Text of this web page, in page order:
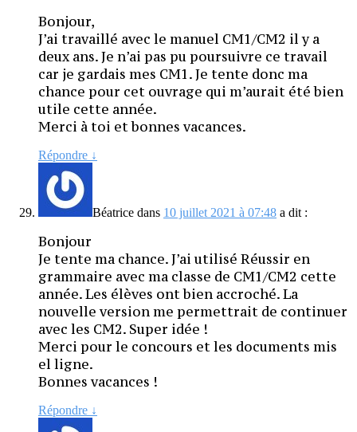
Bonjour,
J’ai travaillé avec le manuel CM1/CM2 il y a
deux ans. Je n’ai pas pu poursuivre ce travail
car je gardais mes CM1. Je tente donc ma
chance pour cet ouvrage qui m’aurait été bien
utile cette année.
Merci à toi et bonnes vacances.
Répondre ↓
Béatrice dans 10 juillet 2021 à 07:48 a dit :
Bonjour
Je tente ma chance. J’ai utilisé Réussir en
grammaire avec ma classe de CM1/CM2 cette
année. Les élèves ont bien accroché. La
nouvelle version me permettrait de continuer
avec les CM2. Super idée !
Merci pour le concours et les documents mis
el ligne.
Bonnes vacances !
Répondre ↓